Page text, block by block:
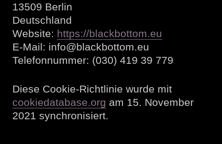
13509 Berlin
Deutschland
Website: https://blackbottom.eu
E-Mail: info@blackbottom.eu
Telefonnummer: (030) 419 39 779
Diese Cookie-Richtlinie wurde mit
cookiedatabase.org am 15. November
2021 synchronisiert.